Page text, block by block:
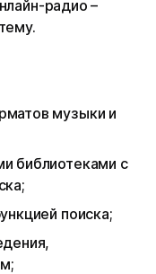
радио –
музыки и
библиотеками с
поиска;